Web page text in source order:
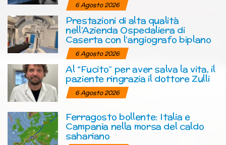
6 Agosto 2026
Prestazioni di alta qualità
nell’Azienda Ospedaliera di
Caserta con l’angiografo biplano
6 Agosto 2026
Al “Fucito” per aver salva la vita, il
paziente ringrazia il dottore Zulli
6 Agosto 2026
Ferragosto bollente: Italia e
Campania nella morsa del caldo
sahariano